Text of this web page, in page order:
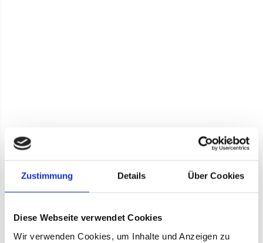
Zustimmung Details Über Cookies
Diese Webseite verwendet Cookies
Wir verwenden Cookies, um Inhalte und Anzeigen zu